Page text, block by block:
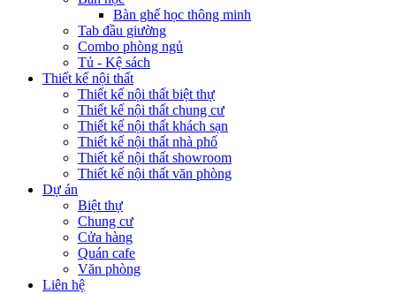
Bàn ghế học thông minh
Tab đầu giường
Combo phòng ngủ
Tủ - Kệ sách
Thiết kế nội thất
Thiết kế nội thất biệt thự
Thiết kế nội thất chung cư
Thiết kế nội thất khách sạn
Thiết kế nội thất nhà phố
Thiết kế nội thất showroom
Thiết kế nội thất văn phòng
Dự án
Biệt thự
Chung cư
Cửa hàng
Quán cafe
Văn phòng
Liên hệ